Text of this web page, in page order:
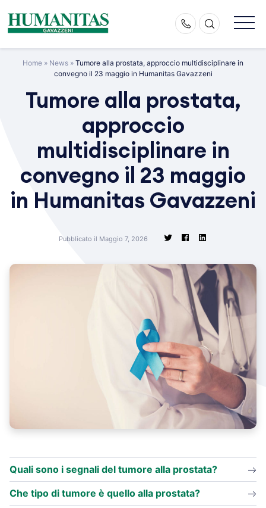
content
Home » News » Tumore alla prostata, approccio multidisciplinare in
convegno il 23 maggio in Humanitas Gavazzeni
Tumore alla prostata,
approccio
multidisciplinare in
convegno il 23 maggio
in Humanitas Gavazzeni
Pubblicato il Maggio 7, 2026
Quali sono i segnali del tumore alla prostata?
Che tipo di tumore è quello alla prostata?